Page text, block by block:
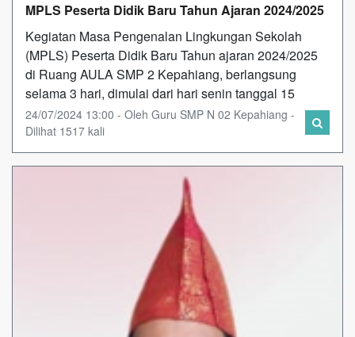
MPLS Peserta Didik Baru Tahun Ajaran 2024/2025
Kegiatan Masa Pengenalan Lingkungan Sekolah
(MPLS) Peserta Didik Baru Tahun ajaran 2024/2025
di Ruang AULA SMP 2 Kepahiang, berlangsung
selama 3 hari, dimulai dari hari senin tanggal 15
24/07/2024 13:00 - Oleh Guru SMP N 02 Kepahiang -
Dilihat 1517 kali